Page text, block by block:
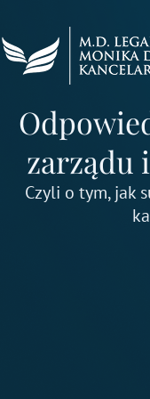
do
treści
zarządu
Czyli o tym, jak